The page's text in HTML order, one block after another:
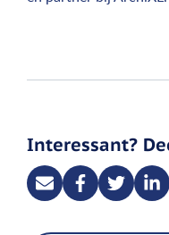
Interessant?